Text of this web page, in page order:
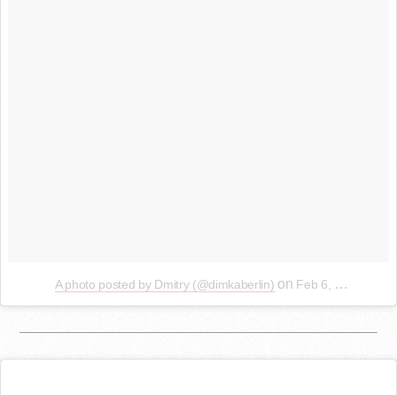
A photo posted by Dmitry (@dimkaberlin) on Feb 6, 2016 at 7:17am PST